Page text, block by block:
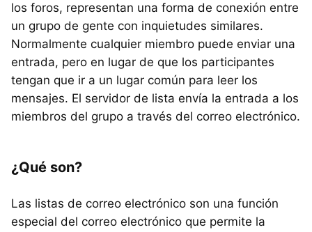
los foros, representan una forma de conexión entre
un grupo de gente con inquietudes similares.
Normalmente cualquier miembro puede enviar una
entrada, pero en lugar de que los participantes
tengan que ir a un lugar común para leer los
mensajes. El servidor de lista envía la entrada a los
miembros del grupo a través del correo electrónico.
¿Qué son?
Las listas de correo electrónico son una función
especial del correo electrónico que permite la